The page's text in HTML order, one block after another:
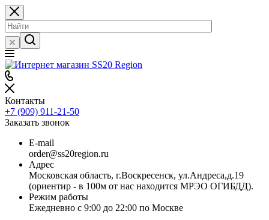
Контакты
+7 (909) 911-21-50
Заказать звонок
E-mail
order@ss20region.ru
Адрес
Московская область, г.Воскресенск, ул.Андреса,д.19
(ориентир - в 100м от нас находится МРЭО ОГИБДД).
Режим работы
Ежедневно с 9:00 до 22:00 по Москве